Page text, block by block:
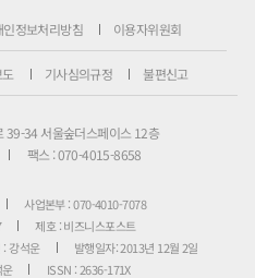
인정보처리방침 이용자위원회
기사심의규정 불편신고
39-34 서울숲더스페이스 12층
팩스 : 070-4015-8658
사업본부 : 070-4010-7078
제호 : 비즈니스포스트
: 강석운
발행일자: 2013년 12월 2일
ISSN : 2636-171X